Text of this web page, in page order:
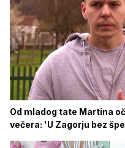
Od mladog tate Martina
večera: 'U Zagorju bez